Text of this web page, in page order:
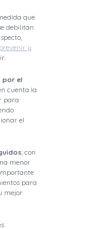
que
debilitan
prevenir y
por el
cuenta la
para
el
; con
menor
para
mejor